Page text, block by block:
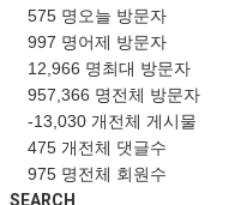
575 명 오늘 방문자
997 명어제 방문자
12,966 명최대 방문자
957,366 명전체 방문자
-13,030 개전체 게시물
475 개전체 댓글수
975 명전체 회원수
SEARCH